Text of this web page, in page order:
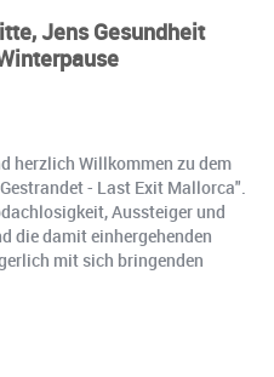
Jens Gesundheit
herzlich Willkommen zu dem
- Last Exit Mallorca".
Aussteiger und
die damit einhergehenden
mit sich bringenden